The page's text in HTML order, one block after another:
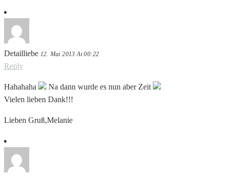
Detailliebe 12. Mai 2013 At 00:22
Reply
Hahahaha
Na dann wurde es nun aber Zeit
Vielen lieben Dank!!!
Lieben Gruß,Melanie